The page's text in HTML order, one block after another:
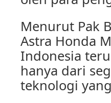
Menurut Pak
Astra Honda
Indonesia
hanya dari
teknologi